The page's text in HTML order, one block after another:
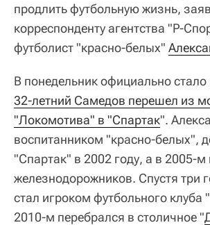
продлить футбольную жизнь,
корреспонденту агентства "Р-
футболист "красно-белых"
В понедельник официально стало
32-летний Самедов перешел из
"Локомотива" в "Спартак".
воспитанником "красно-белых",
"Спартак" в 2002 году, а в 2005-м
железнодорожников. Спустя три
стал игроком футбольного клуба
2010-м перебрался в столичное "